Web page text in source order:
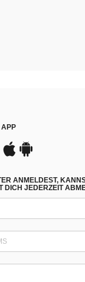
APP
ANMELDEST,
DICH JEDERZEIT